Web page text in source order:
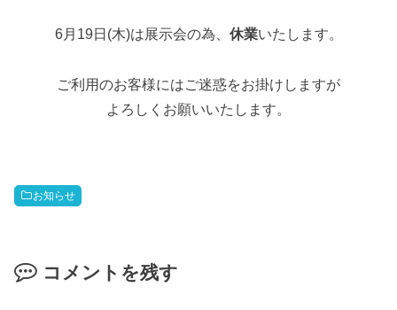
6月19日(木)は展示会の為、 休業いたします。
ご利用のお客様にはご迷惑をお掛けしますが
よろしくお願いいたします。
お知らせ
コメントを残す